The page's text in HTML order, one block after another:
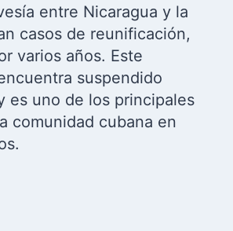
entre Nicaragua y la
casos de reunificación,
varios años. Este
suspendido
es uno de los principales
comunidad cubana en